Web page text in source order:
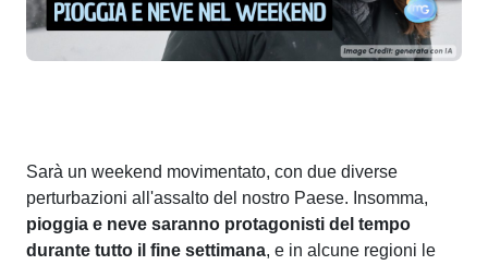
Sarà un weekend movimentato, con due diverse
perturbazioni all'assalto del nostro Paese. Insomma,
pioggia e neve saranno protagonisti del tempo
durante tutto il fine settimana, e in alcune regioni le